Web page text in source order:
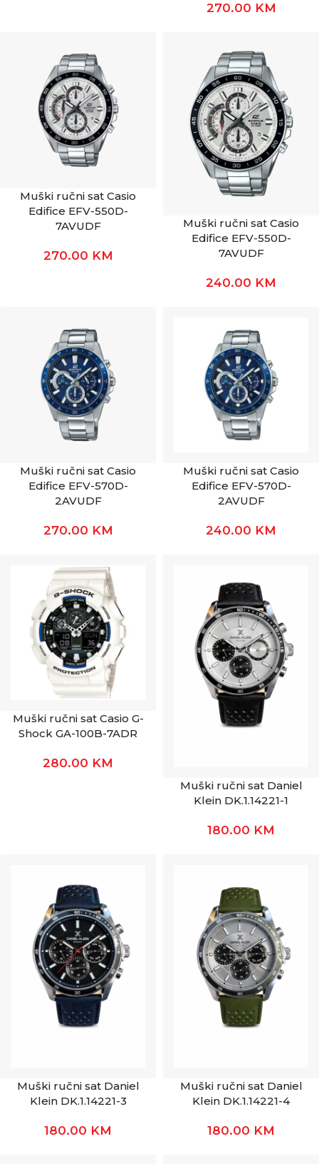
270.00 KM
Muški ručni sat Casio
Edifice EFV-550D-
7AVUDF
270.00 KM
Muški ručni sat Casio
Edifice EFV-550D-
7AVUDF
240.00 KM
Muški ručni sat Casio
Edifice EFV-570D-
2AVUDF
270.00 KM
Muški ručni sat Casio
Edifice EFV-570D-
2AVUDF
240.00 KM
Muški ručni sat Casio G-
Shock GA-100B-7ADR
280.00 KM
Muški ručni sat Daniel
Klein DK.1.14221-1
180.00 KM
Muški ručni sat Daniel
Klein DK.1.14221-3
180.00 KM
Muški ručni sat Daniel
Klein DK.1.14221-4
180.00 KM